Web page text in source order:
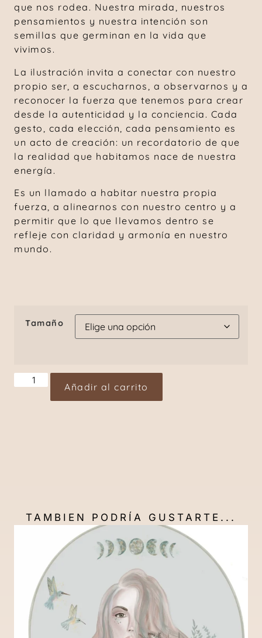
que nos rodea. Nuestra mirada, nuestros
pensamientos y nuestra intención son
semillas que germinan en la vida que
vivimos.
La ilustración invita a conectar con nuestro
propio ser, a escucharnos, a observarnos y a
reconocer la fuerza que tenemos para crear
desde la autenticidad y la conciencia. Cada
gesto, cada elección, cada pensamiento es
un acto de creación: un recordatorio de que
la realidad que habitamos nace de nuestra
energía.
Es un llamado a habitar nuestra propia
fuerza, a alinearnos con nuestro centro y a
permitir que lo que llevamos dentro se
refleje con claridad y armonía en nuestro
mundo.
Tamaño
Añadir al carrito
TAMBIEN PODRÍA GUSTARTE...